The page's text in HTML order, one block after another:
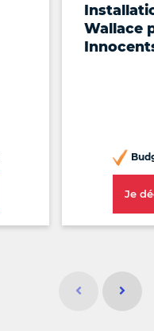
Wallace
Je
Idée Idée